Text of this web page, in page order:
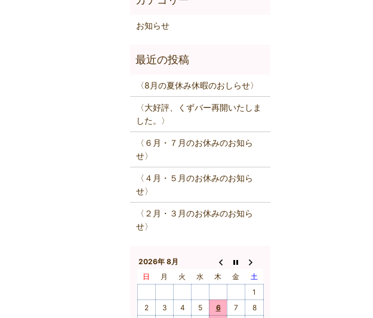
お知らせ
〈8月の夏休み休暇のおしらせ〉
〈大好評、くずバー再開いたしま
した。〉
〈６月・７月のお休みのお知ら
せ〉
〈４月・５月のお休みのお知ら
せ〉
〈２月・３月のお休みのお知ら
せ〉
2026年 8月
日
月 火 水 木 金
土
1
2
3 4 5 6 7 8